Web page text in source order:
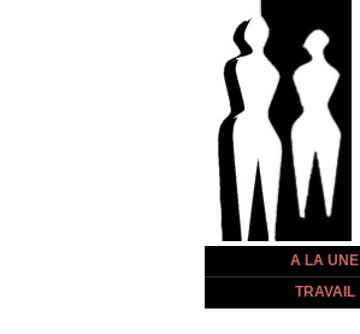
A LA UNE
TRAVAIL